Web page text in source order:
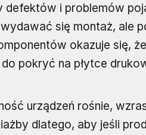
defektów i problemów
wydawać się montaż,
okazuje się,
pokryć na płytce
urządzeń rośnie,
dlatego, aby jeśli